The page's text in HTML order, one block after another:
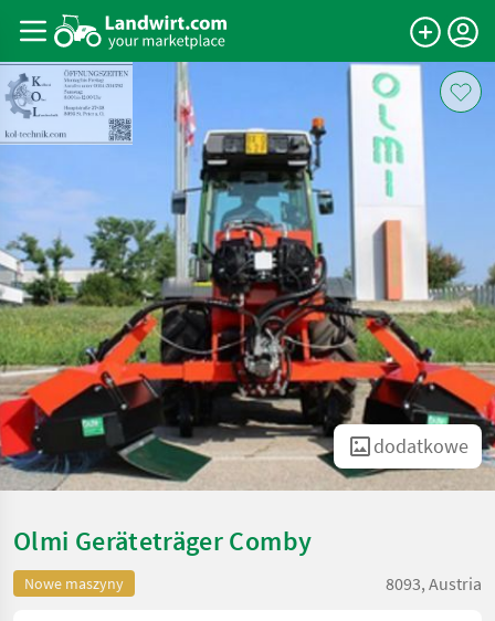
dodatkowe
Olmi Geräteträger Comby
Nowe maszyny 8093, Austria